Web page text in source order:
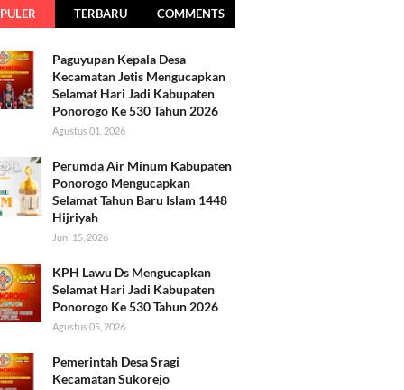
TERBARU COMMENTS
Paguyupan Kepala Desa
Kecamatan Jetis Mengucapkan
Selamat Hari Jadi Kabupaten
Ponorogo Ke 530 Tahun 2026
Agustus 01, 2026
Perumda Air Minum Kabupaten
Ponorogo Mengucapkan
Selamat Tahun Baru Islam 1448
Hijriyah
Juni 15, 2026
KPH Lawu Ds Mengucapkan
Selamat Hari Jadi Kabupaten
Ponorogo Ke 530 Tahun 2026
Agustus 05, 2026
Pemerintah Desa Sragi
Kecamatan Sukorejo